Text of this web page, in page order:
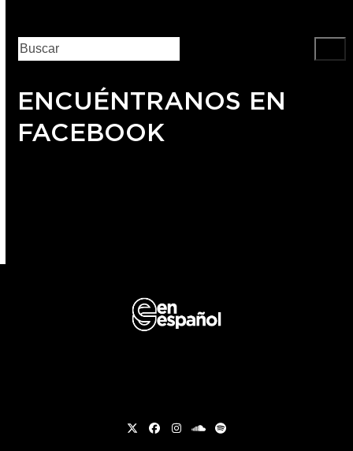
ENCUÉNTRANOS EN
FACEBOOK
TwitterFacebook
Instagram
soundcloud
Spotify